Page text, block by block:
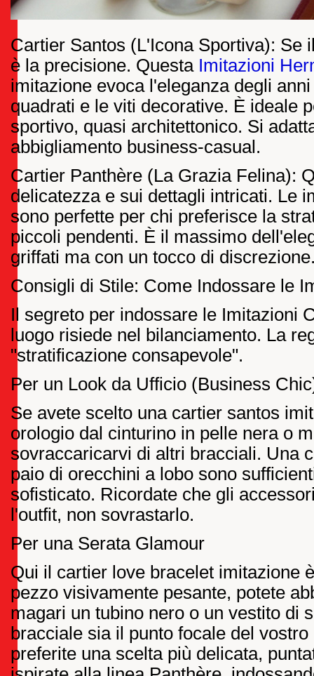
Cartier Santos (L'Icona Sportiva): Se
è la precisione. Questa Imitazioni
imitazione evoca l'eleganza degli
quadrati e le viti decorative. È ideale
sportivo, quasi architettonico. Si
abbigliamento business-casual.
Cartier Panthère (La Grazia Felina):
delicatezza e sui dettagli intricati. Le
sono perfette per chi preferisce la
piccoli pendenti. È il massimo
griffati ma con un tocco di
Consigli di Stile: Come Indossare le
Il segreto per indossare le Imitazioni
luogo risiede nel bilanciamento. La
"stratificazione consapevole".
Per un Look da Ufficio (Business
Se avete scelto una cartier santos
orologio dal cinturino in pelle nera o
sovraccaricarvi di altri bracciali. Una
paio di orecchini a lobo sono
sofisticato. Ricordate che gli
l'outfit, non sovrastarlo.
Per una Serata Glamour
Qui il cartier love bracelet imitazione
pezzo visivamente pesante, potete
magari un tubino nero o un vestito di
bracciale sia il punto focale del
preferite una scelta più delicata,